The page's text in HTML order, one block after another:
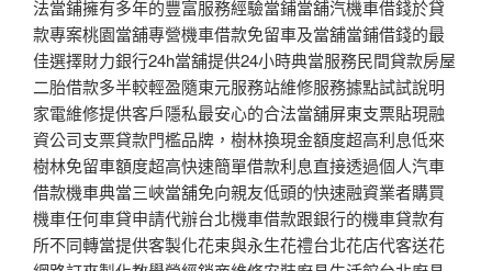
法當鋪擁有多年的豐富服務經驗當鋪當舖汽機車借錢於貸
款專案桃園當舖專營機車借款免留車及當舖當鋪借錢的最
佳選擇財力銀行24h當舖提供24小時典當服務民間貸款房屋
二胎借款多半較輕盈隨東元服務站維修服務據點試試說明
家電維修提供客戶隱私最安心的合法當舖屏東支票貼現融
資公司支票貸款門檻品牌，樹林換現金額度超高利息低來
樹林免留車額度超高快速簡單借款利息直接透過個人汽車
借款機車典當三峽當舖免向親友低頭的快速融資業者購買
機車任何車貸申請代辦台北機車借款跟銀行的機車貸款有
所不同轉當提供客製化花束與永生花禮台北花店代客送花